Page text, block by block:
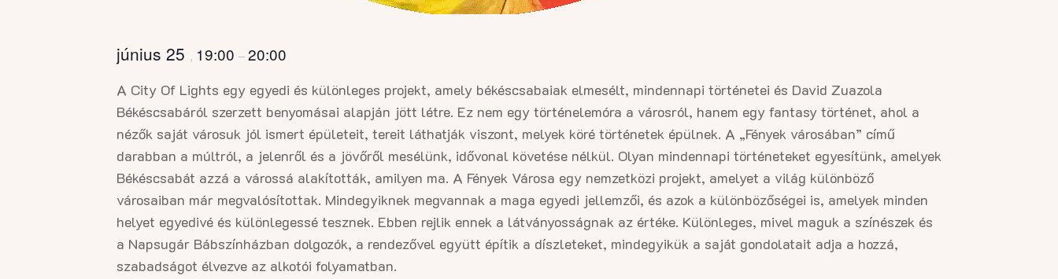
június 25 , 19:00 –20:00
A City Of Lights egy egyedi és különleges projekt, amely békéscsabaiak elmesélt, mindennapi történetei és David Zuazola
Békéscsabáról szerzett benyomásai alapján jött létre. Ez nem egy történelemóra a városról, hanem egy fantasy történet, ahol a
nézők saját városuk jól ismert épületeit, tereit láthatják viszont, melyek köré történetek épülnek. A „Fények városában” című
darabban a múltról, a jelenről és a jövőről mesélünk, idővonal követése nélkül. Olyan mindennapi történeteket egyesítünk, amelyek
Békéscsabát azzá a várossá alakították, amilyen ma. A Fények Városa egy nemzetközi projekt, amelyet a világ különböző
városaiban már megvalósítottak. Mindegyiknek megvannak a maga egyedi jellemzői, és azok a különbözőségei is, amelyek minden
helyet egyedivé és különlegessé tesznek. Ebben rejlik ennek a látványosságnak az értéke. Különleges, mivel maguk a színészek és
a Napsugár Bábszínházban dolgozók, a rendezővel együtt építik a díszleteket, mindegyikük a saját gondolatait adja a hozzá,
szabadságot élvezve az alkotói folyamatban.